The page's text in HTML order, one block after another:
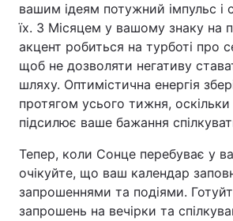
вашим ідеям потужний імпульс і
їх. З Місяцем у вашому знаку на
акцент робиться на турботі про
щоб не дозволяти негативу
шляху. Оптимістична енергія
протягом усього тижня, оскільки
підсилює ваше бажання
Тепер, коли Сонце перебуває у
очікуйте, що ваш календар
запрошеннями та подіями.
запрошень на вечірки та